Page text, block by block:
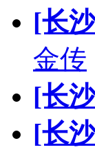
[长
金传
[长
[长